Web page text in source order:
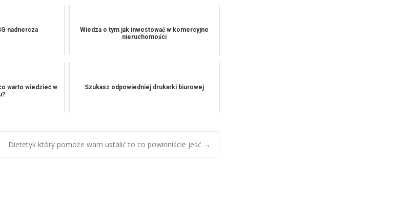
nadnercza
Wiedza o tym jak inwestować w komercyjne
nieruchomości
warto wiedzieć w
Szukasz odpowiedniej drukarki biurowej
Dietetyk który pomoże wam ustalić to co powinniście jeść →